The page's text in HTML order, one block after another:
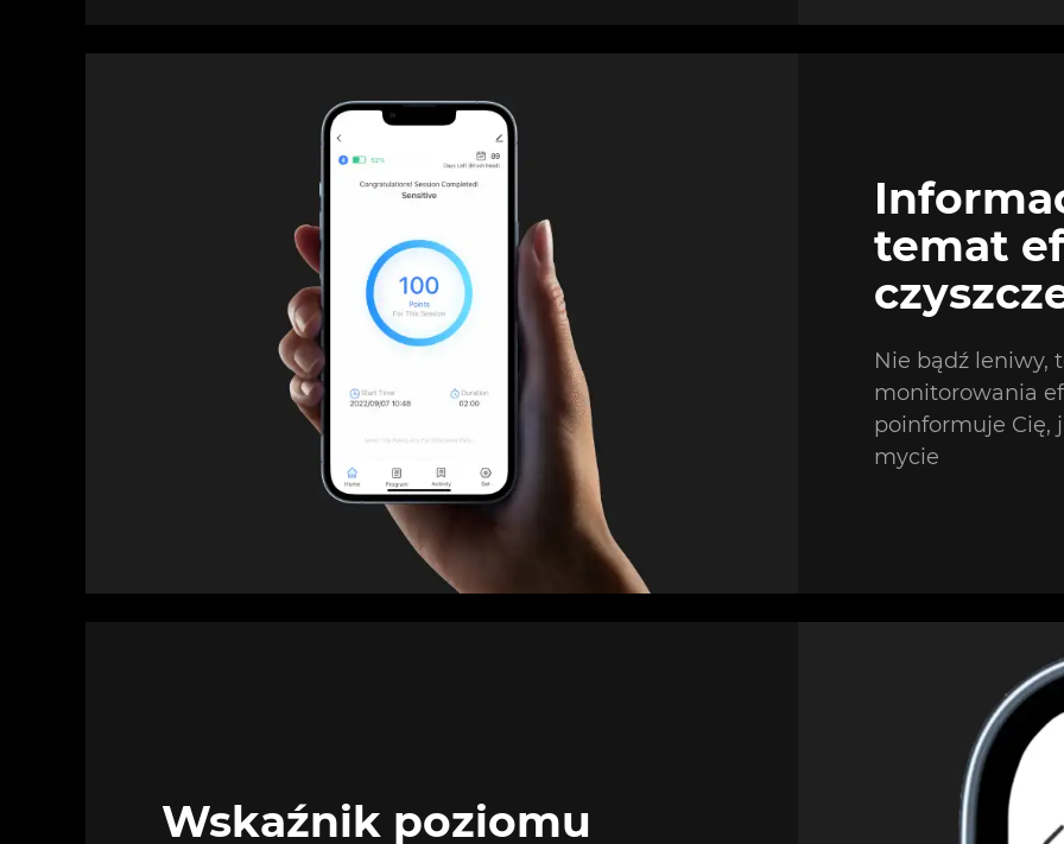
temat
Nie bądź leniwy,
monitorowania
poinformuje Cię,
mycie
Wskaźnik poziomu